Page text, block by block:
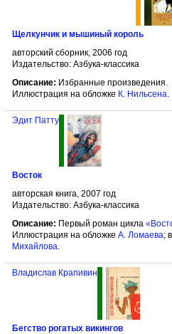
Щелкунчик и мышиный король
авторский сборник, 2006 год
Издательство: Азбука-классика
Описание: Избранные произведения.
Иллюстрация на обложке К. Нильсена.
Эдит Патту
Восток
авторская книга, 2007 год
Издательство: Азбука-классика
Описание: Первый роман цикла
Иллюстрация на обложке А. Ломаева;
Михайлова.
Владислав Крапивин
Бегство рогатых викингов